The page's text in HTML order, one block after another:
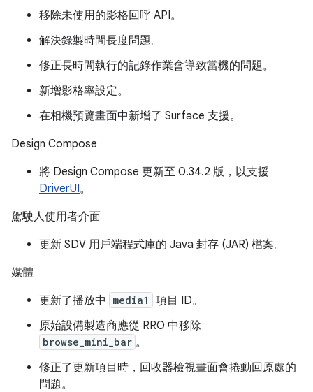
移除未使用的影格回呼 API。
解決錄製時間長度問題。
修正長時間執行的記錄作業會導致當機的問題。
新增影格率設定。
在相機預覽畫面中新增了 Surface 支援。
Design Compose
將 Design Compose 更新至 0.34.2 版，以支援
DriverUI。
駕駛人使用者介面
更新 SDV 用戶端程式庫的 Java 封存 (JAR) 檔案。
媒體
更新了播放中
media1
項目 ID。
原始設備製造商應從 RRO 中移除
browse_mini_bar 。
修正了更新項目時，回收器檢視畫面會捲動回原處的
問題。